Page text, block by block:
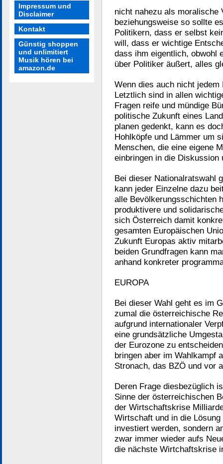
Impressum und
Disclaimer
Kontakt
Günstig shoppen
und unlimitiert
Musik hören bei
amazon.de
nicht nahezu als moralische
beziehungsweise so sollte
Politikern, dass er selbst
will, dass er wichtige
dass ihm eigentlich, obwohl
über Politiker äußert, alles
Wenn dies auch nicht
Letztlich sind in allen
Fragen reife und mündige
politische Zukunft eines
planen gedenkt, kann es
Hohlköpfe und Lämmer um
Menschen, die eine eigene
einbringen in die Diskussion
Bei dieser Nationalratswahl
kann jeder Einzelne dazu
alle Bevölkerungsschichten
produktivere und
sich Österreich damit
gesamten Europäischen
Zukunft Europas aktiv
beiden Grundfragen kann
anhand konkreter
EUROPA
Bei dieser Wahl geht es im
zumal die österreichische
aufgrund internationaler
eine grundsätzliche
der Eurozone zu
bringen aber im Wahlkampf
Stronach, das BZÖ und vor
Deren Frage diesbezüglich
Sinne der österreichischen
der Wirtschaftskrise
Wirtschaft und in die
investiert werden, sondern
zwar immer wieder aufs
die nächste Wirtchaftskrise